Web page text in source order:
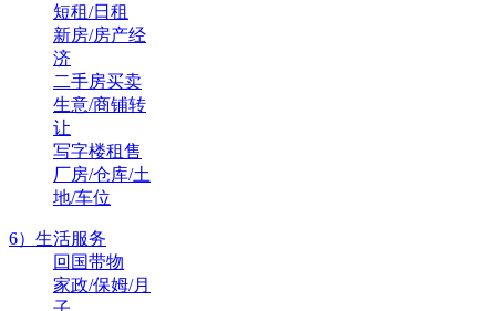
短租/日租
新房/房产经
济
二手房买卖
生意/商铺转
让
写字楼租售
厂房/仓库/土
地/车位
6）生活服务
回国带物
家政/保姆/月